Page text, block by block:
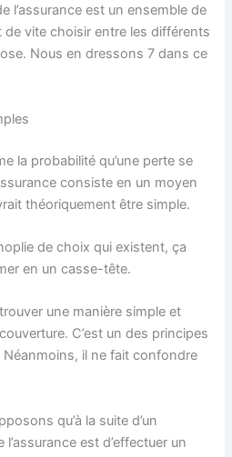
l’assurance est un ensemble de
vite choisir entre les différents
Nous en dressons 7 dans ce
la probabilité qu’une perte se
consiste en un moyen
théoriquement être simple.
de choix qui existent, ça
en un casse-tête.
une manière simple et
C’est un des principes
Néanmoins, il ne fait confondre
qu’à la suite d’un
est d’effectuer un